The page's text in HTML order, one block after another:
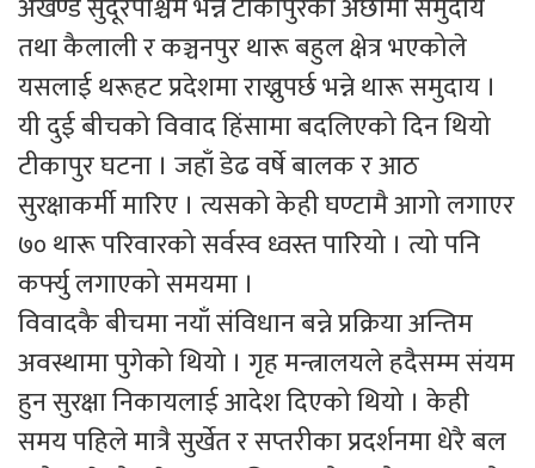
अखण्ड सुदूरपश्चिम भन्ने टीकापुरका अछामी समुदाय
तथा कैलाली र कञ्चनपुर थारू बहुल क्षेत्र भएकोले
यसलाई थरूहट प्रदेशमा राख्नुपर्छ भन्ने थारू समुदाय ।
यी दुई बीचको विवाद हिंसामा बदलिएको दिन थियो
टीकापुर घटना । जहाँ डेढ वर्षे बालक र आठ
सुरक्षाकर्मी मारिए । त्यसको केही घण्टामै आगो लगाएर
७० थारू परिवारको सर्वस्व ध्वस्त पारियो । त्यो पनि
कर्फ्यु लगाएको समयमा ।
विवादकै बीचमा नयाँ संविधान बन्ने प्रक्रिया अन्तिम
अवस्थामा पुगेको थियो । गृह मन्त्रालयले हदैसम्म संयम
हुन सुरक्षा निकायलाई आदेश दिएको थियो । केही
समय पहिले मात्रै सुर्खेत र सप्तरीका प्रदर्शनमा धेरै बल